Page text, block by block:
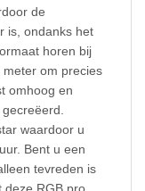
de
is, ondanks het
horen bij
om precies
omhoog en
waardoor u
Bent u een
tevreden is